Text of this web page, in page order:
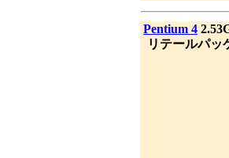
Pentium 4
リテールパッ